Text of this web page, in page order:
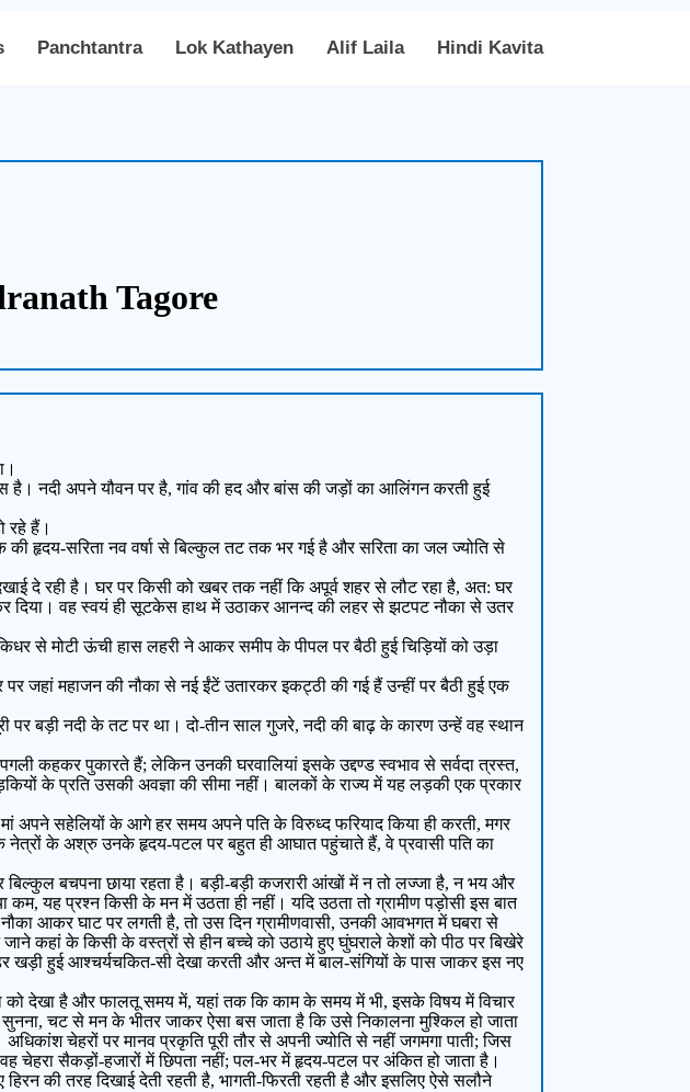
Panchtantra Lok Kathayen Alif Laila Hindi Kavita
Tagore
है। नदी अपने यौवन पर है, गांव की हद और बांस की जड़ों का आलिंगन करती हुई
रहे हैं।
की हृदय-सरिता नव वर्षा से बिल्कुल तट तक भर गई है और सरिता का जल ज्योति से
दे रही है। घर पर किसी को खबर तक नहीं कि अपूर्व शहर से लौट रहा है, अत: घर
दिया। वह स्वयं ही सूटकेस हाथ में उठाकर आनन्द की लहर से झटपट नौका से उतर
से मोटी ऊंची हास लहरी ने आकर समीप के पीपल पर बैठी हुई चिड़ियों को उड़ा
महाजन की नौका से नई ईंटें उतारकर इकट्ठी की गई हैं उन्हीं पर बैठी हुई एक
पर बड़ी नदी के तट पर था। दो-तीन साल गुजरे, नदी की बाढ़ के कारण उन्हें वह स्थान
कहकर पुकारते हैं; लेकिन उनकी घरवालियां इसके उद्दण्ड स्वभाव से सर्वदा त्रस्त,
के प्रति उसकी अवज्ञा की सीमा नहीं। बालकों के राज्य में यह लड़की एक प्रकार
मां अपने सहेलियों के आगे हर समय अपने पति के विरुध्द फरियाद किया ही करती, मगर
के अश्रु उनके हृदय-पटल पर बहुत ही आघात पहुंचाते हैं, वे प्रवासी पति का
बचपना छाया रहता है। बड़ी-बड़ी कजरारी आंखों में न तो लज्जा है, न भय और
यह प्रश्न किसी के मन में उठता ही नहीं। यदि उठता तो ग्रामीण पड़ोसी इस बात
आकर घाट पर लगती है, तो उस दिन ग्रामीणवासी, उनकी आवभगत में घबरा से
कहां के किसी के वस्त्रों से हीन बच्चे को उठाये हुए घुंघराले केशों को पीठ पर बिखेरे
खड़ी हुई आश्चर्यचकित-सी देखा करती और अन्त में बाल-संगियों के पास जाकर इस नए
को देखा है और फालतू समय में, यहां तक कि काम के समय में भी, इसके विषय में विचार
चट से मन के भीतर जाकर ऐसा बस जाता है कि उसे निकालना मुश्किल हो जाता
चेहरों पर मानव प्रकृति पूरी तौर से अपनी ज्योति से नहीं जगमगा पाती; जिस
चेहरा सैकड़ों-हजारों में छिपता नहीं; पल-भर में हृदय-पटल पर अंकित हो जाता है।
की तरह दिखाई देती रहती है, भागती-फिरती रहती है और इसलिए ऐसे सलौने